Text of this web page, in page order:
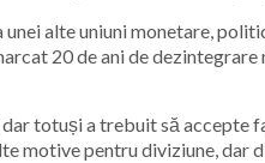
alte uniuni monetare,
20 de ani de
totuși a trebuit să
motive pentru diviziune,